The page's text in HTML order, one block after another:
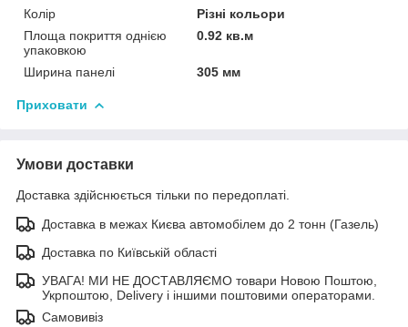
Колір
Різні кольори
Площа покриття однією
упаковкою
0.92 кв.м
Ширина панелі 305 мм
Приховати
Умови доставки
Доставка здійснюється тільки по передоплаті.
Доставка в межах Києва автомобілем до 2 тонн (Газель)
Доставка по Київській області
УВАГА! МИ НЕ ДОСТАВЛЯЄМО товари Новою Поштою,
Укрпоштою, Delivery і іншими поштовими операторами.
Самовивіз